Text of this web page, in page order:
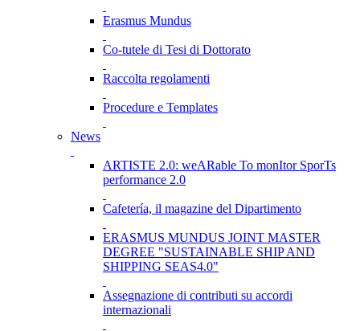
Erasmus Mundus
Co-tutele di Tesi di Dottorato
Raccolta regolamenti
Procedure e Templates
News
ARTISTE 2.0: weARable To monItor SporTs
performance 2.0
Cafetería, il magazine del Dipartimento
ERASMUS MUNDUS JOINT MASTER
DEGREE "SUSTAINABLE SHIP AND
SHIPPING SEAS4.0"
Assegnazione di contributi su accordi
internazionali